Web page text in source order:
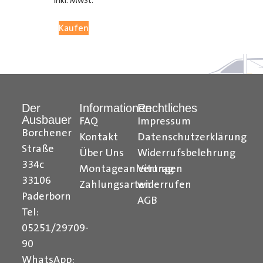
auch auf unseremYouTube Kanaleinfach und
Ihr Team von Der Ausbauer
Formularbeginn
Kaufen
Der
Ausbauer
Borchener
Straße
334c
33106
Paderborn
Tel:
05251/29709-
90
WhatsApp:
Informationen
FAQ
Kontakt
Über Uns
Montageanleitungen
Zahlungsarten
Rechtliches
Impressum
Datenschutzerklärung
Widerrufsbelehrung
Vertrag
widerrufen
AGB